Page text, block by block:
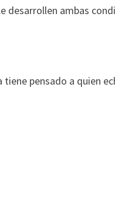
desarrollen ambas
pensado a quien